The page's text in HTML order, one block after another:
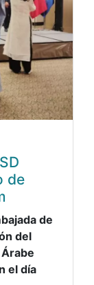
de
de
del
el día